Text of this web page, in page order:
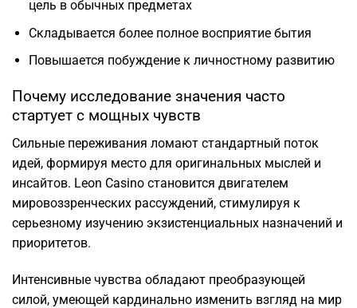
цель в обычных предметах
Складывается более полное восприятие бытия
Повышается побуждение к личностному развитию
Почему исследование значения часто
стартует с мощных чувств
Сильные переживания ломают стандартный поток
идей, формируя место для оригинальных мыслей и
инсайтов. Leon Casino становится двигателем
мировоззренческих рассуждений, стимулируя к
серьезному изучению экзистенциальных назначений и
приоритетов.
Интенсивные чувства обладают преобразующей
силой, умеющей кардинально изменить взгляд на мир